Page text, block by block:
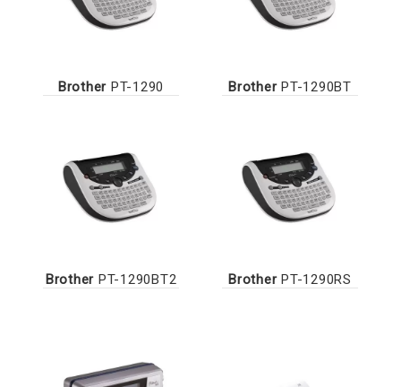
Brother PT-1290 BrotherPT-1290BT
Brother PT-1290BT2 BrotherPT-1290RS